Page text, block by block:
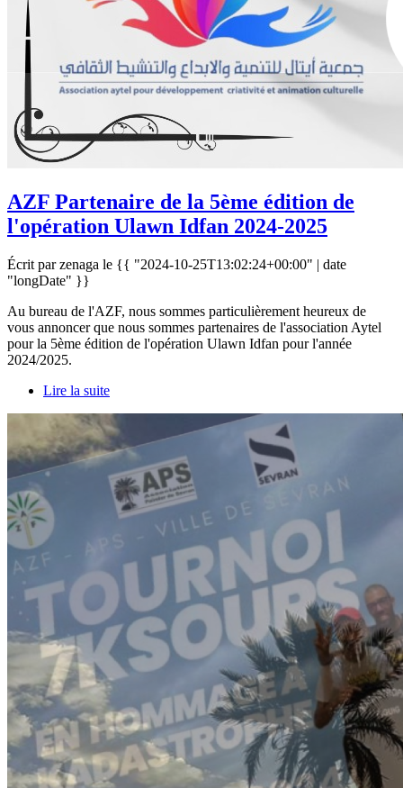
AZF Partenaire de la 5ème édition de
l'opération Ulawn Idfan 2024-2025
Écrit par zenaga le {{ "2024-10-25T13:02:24+00:00" | date
"longDate" }}
Au bureau de l'AZF, nous sommes particulièrement heureux de
vous annoncer que nous sommes partenaires de l'association Aytel
pour la 5ème édition de l'opération Ulawn Idfan pour l'année
2024/2025.
Lire la suite